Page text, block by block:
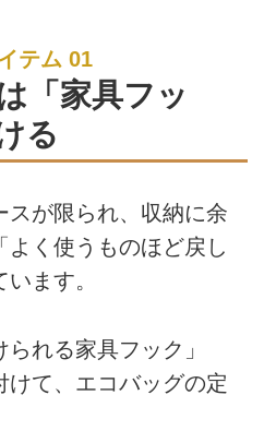
テム 01
「家具フッ
る
スが限られ、収納に余
く使うものほど戻し
ます。
れる家具フック」
けて、エコバッグの定